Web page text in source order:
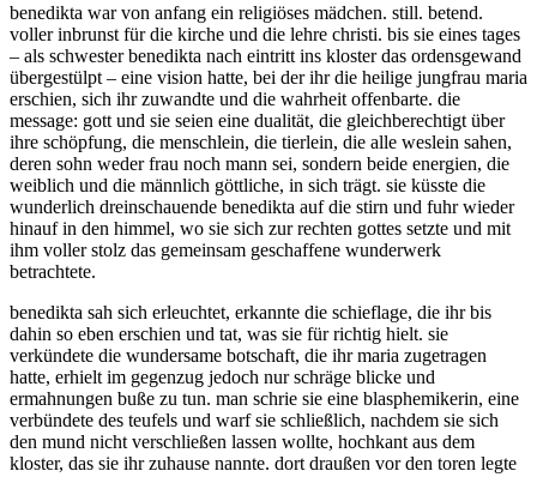
benedikta war von anfang ein religiöses mädchen. still. betend.
voller inbrunst für die kirche und die lehre christi. bis sie eines tages
– als schwester benedikta nach eintritt ins kloster das ordensgewand
übergestülpt – eine vision hatte, bei der ihr die heilige jungfrau maria
erschien, sich ihr zuwandte und die wahrheit offenbarte. die
message: gott und sie seien eine dualität, die gleichberechtigt über
ihre schöpfung, die menschlein, die tierlein, die alle weslein sahen,
deren sohn weder frau noch mann sei, sondern beide energien, die
weiblich und die männlich göttliche, in sich trägt. sie küsste die
wunderlich dreinschauende benedikta auf die stirn und fuhr wieder
hinauf in den himmel, wo sie sich zur rechten gottes setzte und mit
ihm voller stolz das gemeinsam geschaffene wunderwerk
betrachtete.
benedikta sah sich erleuchtet, erkannte die schieflage, die ihr bis
dahin so eben erschien und tat, was sie für richtig hielt. sie
verkündete die wundersame botschaft, die ihr maria zugetragen
hatte, erhielt im gegenzug jedoch nur schräge blicke und
ermahnungen buße zu tun. man schrie sie eine blasphemikerin, eine
verbündete des teufels und warf sie schließlich, nachdem sie sich
den mund nicht verschließen lassen wollte, hochkant aus dem
kloster, das sie ihr zuhause nannte. dort draußen vor den toren legte